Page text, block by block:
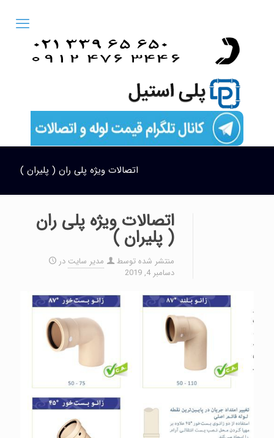
اتصالات ویژه پلی ران ( پلیران )
اتصالات ویژه پلی ران
( پلیران )
منتشر شده توسط مدیر سایت در
دسامبر 4, 2019